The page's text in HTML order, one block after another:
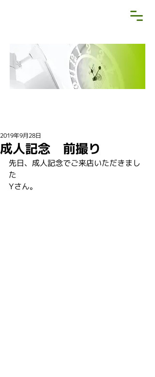
成人記念 前撮り
2019年9月28日
先日、成人記念でご来店いただきまし
た
Yさん。